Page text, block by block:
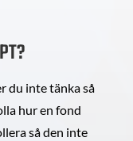
du inte tänka så
hur en fond
så den inte